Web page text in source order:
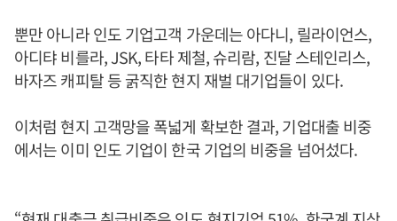
뿐만 아니라 인도 기업고객 가운데는 아다니, 릴라이언스,
아디탸 비를라, JSK, 타타 제철, 슈리람, 진달 스테인리스,
바자즈 캐피탈 등 굵직한 현지 재벌 대기업들이 있다.
이처럼 현지 고객망을 폭넓게 확보한 결과, 기업대출 비중
에서는 이미 인도 기업이 한국 기업의 비중을 넘어섰다.